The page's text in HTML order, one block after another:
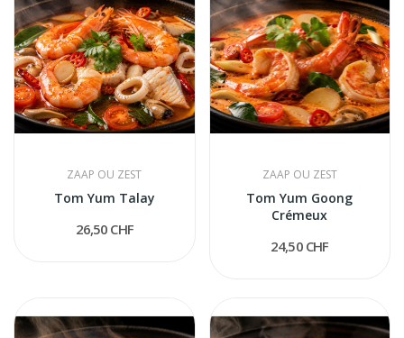
ZAAP OU ZEST
Tom Yum Talay
26,50 CHF
ZAAP OU ZEST
Tom Yum Goong
Crémeux
24,50 CHF